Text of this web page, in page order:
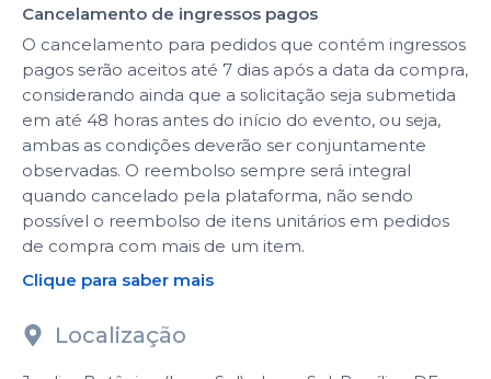
Cancelamento de ingressos pagos
O cancelamento para pedidos que contém ingressos
pagos serão aceitos até 7 dias após a data da compra,
considerando ainda que a solicitação seja submetida
em até 48 horas antes do início do evento, ou seja,
ambas as condições deverão ser conjuntamente
observadas. O reembolso sempre será integral
quando cancelado pela plataforma, não sendo
possível o reembolso de itens unitários em pedidos
de compra com mais de um item.
Clique para saber mais
Localização